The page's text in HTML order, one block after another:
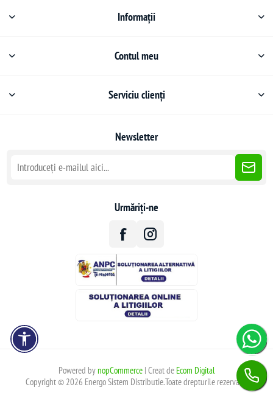
Informații
Contul meu
Serviciu clienți
Newsletter
Urmăriți-ne
Powered bynopCommerce| Creat de Ecom Digital
Copyright © 2026 Energo Sistem Distributie.Toate drepturile rezervate.